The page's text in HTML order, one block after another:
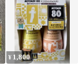
ンディショナー
¥ 1,800